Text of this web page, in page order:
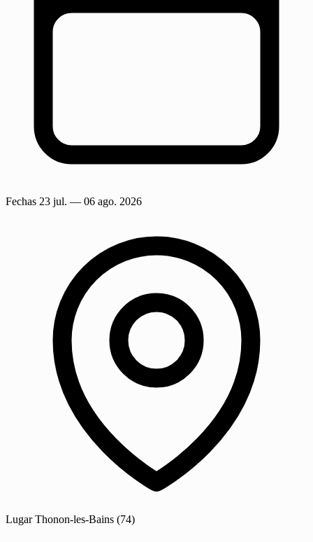
Fechas 23 jul. — 06 ago. 2026
Lugar Thonon-les-Bains (74)